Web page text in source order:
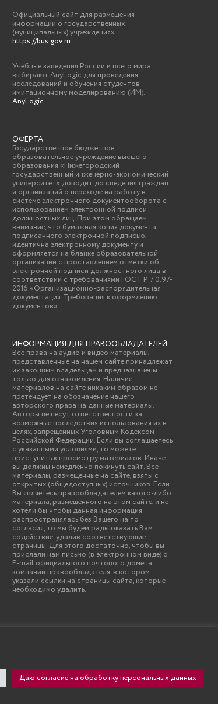
Официальный сайт для размещения
информации о государственных
(муниципальных) учреждениях
https://bus.gov.ru
Учебные заведения России и всего мира
выбирают AnyLogic для проведения
исследований и обучения студентов
имитационному моделированию (ИМ).
AnyLogic
ОФЕРТА
Государственное бюджетное
образовательное учреждение высшего
образования «Нижегородский
государственный инженерно-экономический
университет» доводит до сведения граждан
и организаций о переходе на работу в
системе электронного документооборота с
использованием электронной подписи
должностных лиц. При этом обращаем
внимание, что бумажная копия документа,
подписанного электронной подписью,
идентична электронному документу и
оформляется на бланке образовательной
организации с проставлением отметки об
электронной подписи должностного лица в
соответствии с требованиями ГОСТ Р 7.0.97-
2016 «Организационно-распорядительная
документация. Требования к оформлению
документов»
ИНФОРМАЦИЯ ДЛЯ ПРАВООБЛАДАТЕЛЕЙ
Все права на аудио и видео материалы,
представленные на нашем сайте принадлежат
их законным владельцам и предназначены
только для ознакомления. Наличие
материалов на сайте никаким образом не
претендует на обозначение нашего
авторского права на данные материалы.
Авторы не несут ответственности за
возможные последствия использования их в
целях, запрещенных Уголовным Кодексом
Российской Федерации. Если вы соглашаетесь
с указанными условиями, то можете
приступить к просмотру материалов. Иначе
вы должны немедленно покинуть сайт. Все
материалы, размещенные на сайте, взяты с
открытых (общедоступных) источников. Если
Вы являетесь правообладателем какого-либо
материала, размещённого на этом сайте, и не
хотели бы чтобы данная информация
распространялась без Вашего на то
согласия, то мы будем рады оказать Вам
содействие, удалив соответствующие
страницы. Для этого достаточно, чтобы вы
прислали нам письмо (в электронном виде) с
E-mail официального почтового домена
компании правообладателя, в котором
указали ссылки на страницы сайта, которые
необходимо удалить.
Даю согласие на обработку персональных данных